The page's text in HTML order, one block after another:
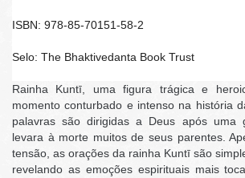
ISBN: 978-85-70151-58-2
Selo: The Bhaktivedanta Book Trust
Rainha Kuntī, uma figura trágica e
momento conturbado e intenso na história
palavras são dirigidas a Deus após uma
levara à morte muitos de seus parentes.
tensão, as orações da rainha Kuntī são
revelando as emoções espirituais mais